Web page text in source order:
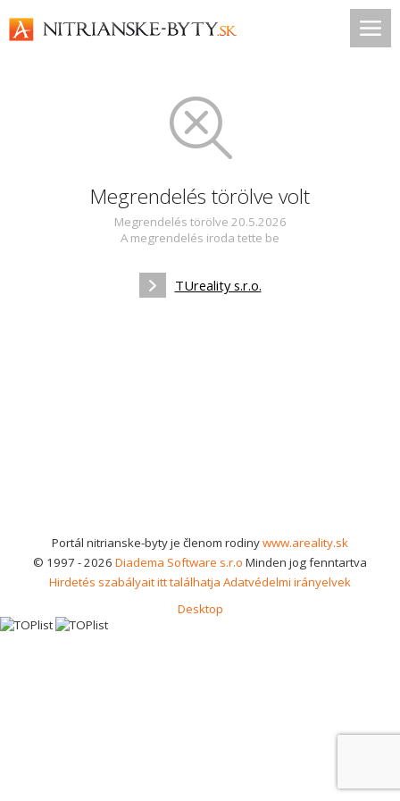
Megrendelés törölve volt
Megrendelés törölve 20.5.2026
A megrendelés iroda tette be
TUreality s.r.o.
Portál nitrianske-byty je členom rodinywww.areality.sk
© 1997 - 2026 Diadema Software s.r.o Minden jog fenntartva
Hirdetés szabályait itt találhatja Adatvédelmi irányelvek
Desktop